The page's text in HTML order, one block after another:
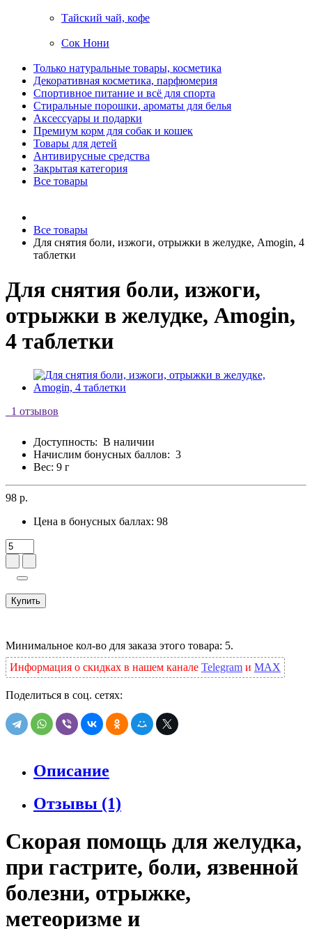
Тайский чай, кофе
Сок Нони
Только натуральные товары, косметика
Декоративная косметика, парфюмерия
Спортивное питание и всё для спорта
Стиральные порошки, ароматы для белья
Аксессуары и подарки
Премиум корм для собак и кошек
Товары для детей
Антивирусные средства
Закрытая категория
Все товары
Все товары
Для снятия боли, изжоги, отрыжки в желудке, Amogin, 4
таблетки
Для снятия боли, изжоги,
отрыжки в желудке, Amogin,
4 таблетки
1 отзывов
Доступность: В наличии
Начислим бонусных баллов: 3
Вес: 9 г
98 р.
Цена в бонусных баллах: 98
Купить
Минимальное кол-во для заказа этого товара: 5.
Информация о скидках в нашем канале Telegram и MAX
Поделиться в соц. сетях:
Описание
Отзывы (1)
Скорая помощь для желудка,
при гастрите, боли, язвенной
болезни, отрыжке,
метеоризме и